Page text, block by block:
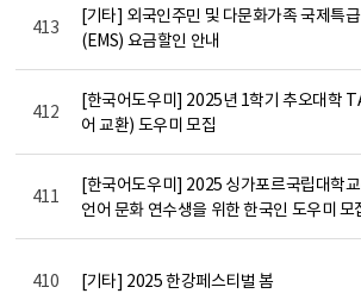
413
[기타] 외국인주민 및 다문화가족 국제특
(EMS) 요금할인 안내
412
[한국어도우미] 2025년 1학기 추오대학
어 교환) 도우미 모집
411
[한국어도우미] 2025 싱가포르국립대학
언어 문화 연수생을 위한 한국인 도우미 모
410 [기타] 2025 한강페스티벌 봄